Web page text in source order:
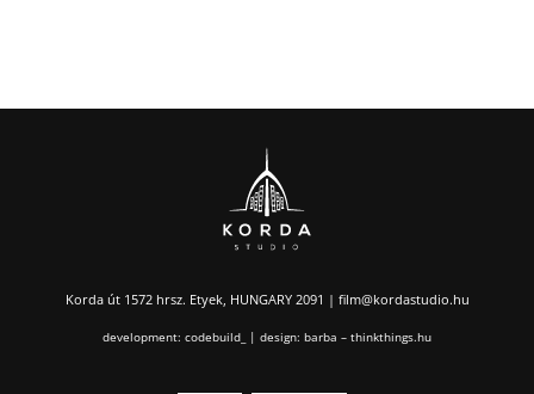
Korda út 1572 hrsz. Etyek, HUNGARY 2091 | film@kordastudio.hu
development: codebuild_ | design: barba – thinkthings.hu